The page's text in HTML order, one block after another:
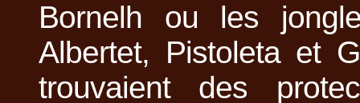
Bornelh ou les
Albertet, Pistoleta et
trouvaient des